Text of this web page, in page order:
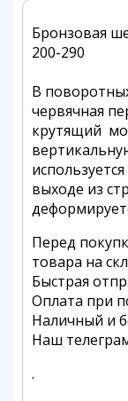
Бронзовая
200-290
В
червячная
крутящий
выходе из
Перед
товара на
Быстрая
Оплата при
Наличный и
Наш
.